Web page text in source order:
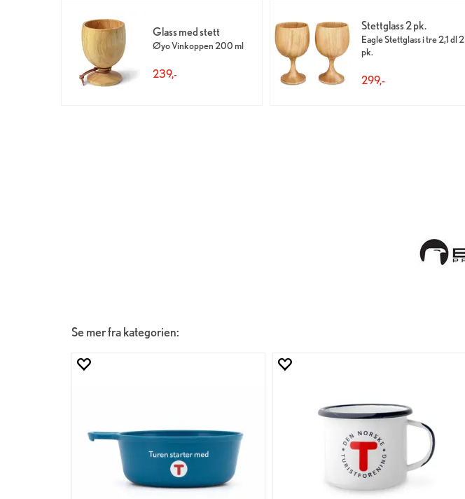
Glass med stett
Øyo Vinkoppen 200 ml
239,-
Stettglass 2 pk.
Eagle Stettglass i tre 2,1 dl 2
pk.
299,-
Se mer fra kategorien: